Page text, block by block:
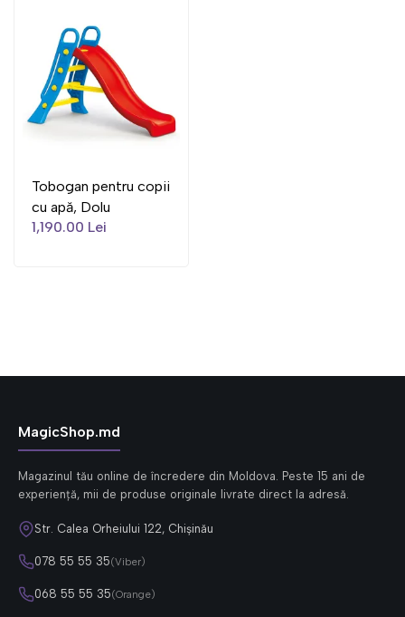
Tobogan pentru copii
cu apă, Dolu
1,190.00 Lei
MagicShop.md
Magazinul tău online de încredere din Moldova. Peste 15 ani de
experiență, mii de produse originale livrate direct la adresă.
Str. Calea Orheiului 122, Chișinău
078 55 55 35(Viber)
068 55 55 35(Orange)